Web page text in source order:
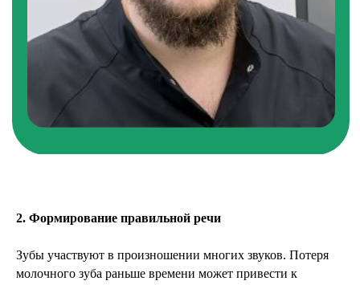
2. Формирование правильной речи
Зубы участвуют в произношении многих звуков. Потеря
молочного зуба раньше времени может привести к